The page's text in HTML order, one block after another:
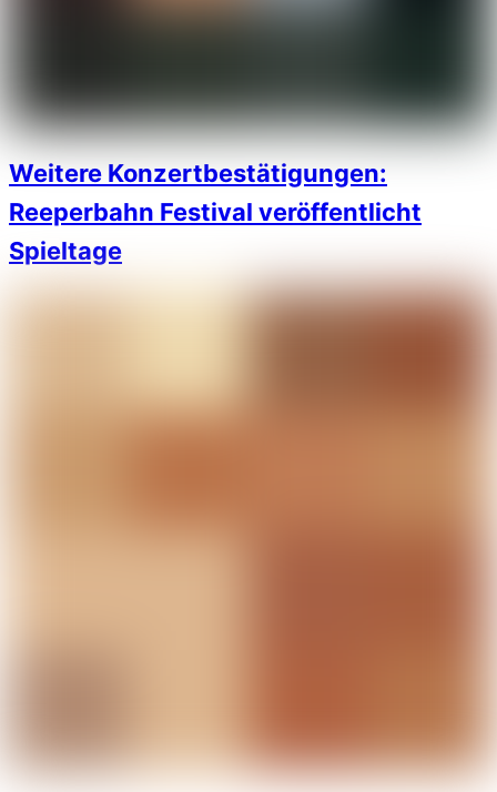
Weitere Konzertbestätigungen:
Reeperbahn Festival veröffentlicht
Spieltage